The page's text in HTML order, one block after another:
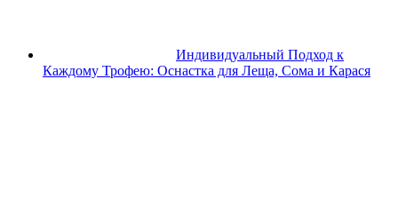
Индивидуальный Подход к
Каждому Трофею: Оснастка для Леща, Сома и Карася